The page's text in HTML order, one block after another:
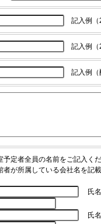
記入例（
記入例（
記入例（
予定者全員の名前をご記入く
者が所属している会社名を記
氏
氏